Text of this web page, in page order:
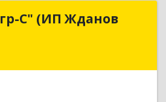
С" (ИП Жданов
С" (ИП Жданов